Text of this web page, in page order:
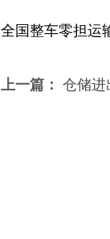
全国整车零担运
上一篇： 仓储进